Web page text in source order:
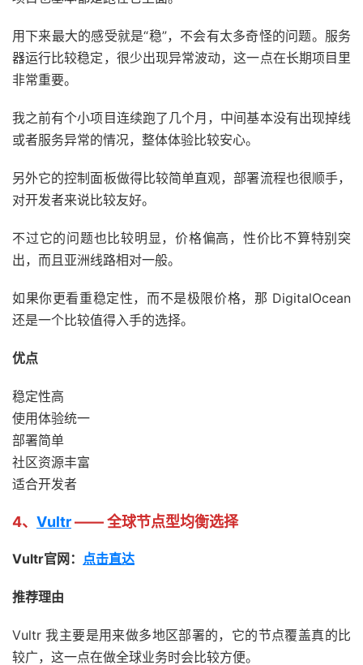
用下来最大的感受就是“稳”，不会有太多奇怪的问题。服务
器运行比较稳定，很少出现异常波动，这一点在长期项目里
非常重要。
我之前有个小项目连续跑了几个月，中间基本没有出现掉线
或者服务异常的情况，整体体验比较安心。
另外它的控制面板做得比较简单直观，部署流程也很顺手，
对开发者来说比较友好。
不过它的问题也比较明显，价格偏高，性价比不算特别突
出，而且亚洲线路相对一般。
如果你更看重稳定性，而不是极限价格，那 DigitalOcean
还是一个比较值得入手的选择。
优点
稳定性高
使用体验统一
部署简单
社区资源丰富
适合开发者
4、 Vultr—— 全球节点型均衡选择
Vultr官网： 点击直达
推荐理由
Vultr 我主要是用来做多地区部署的，它的节点覆盖真的比
较广，这一点在做全球业务时会比较方便。